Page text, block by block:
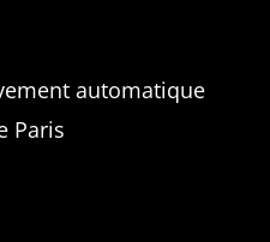
automatique
Paris